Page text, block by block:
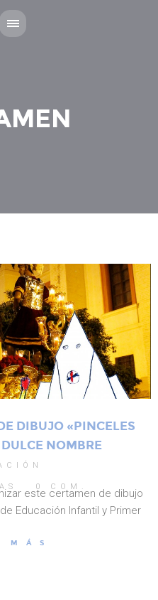
DIBUJO «PINCELES
NOMBRE
0 COM.
este certamen de dibujo
Educación Infantil y Primer
MÁS